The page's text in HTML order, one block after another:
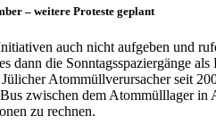
– weitere Proteste geplant
auch nicht aufgeben und
dann die Sonntagsspaziergänge
Atommüllverursacher seit
zwischen dem Atommülllager
zu rechnen.